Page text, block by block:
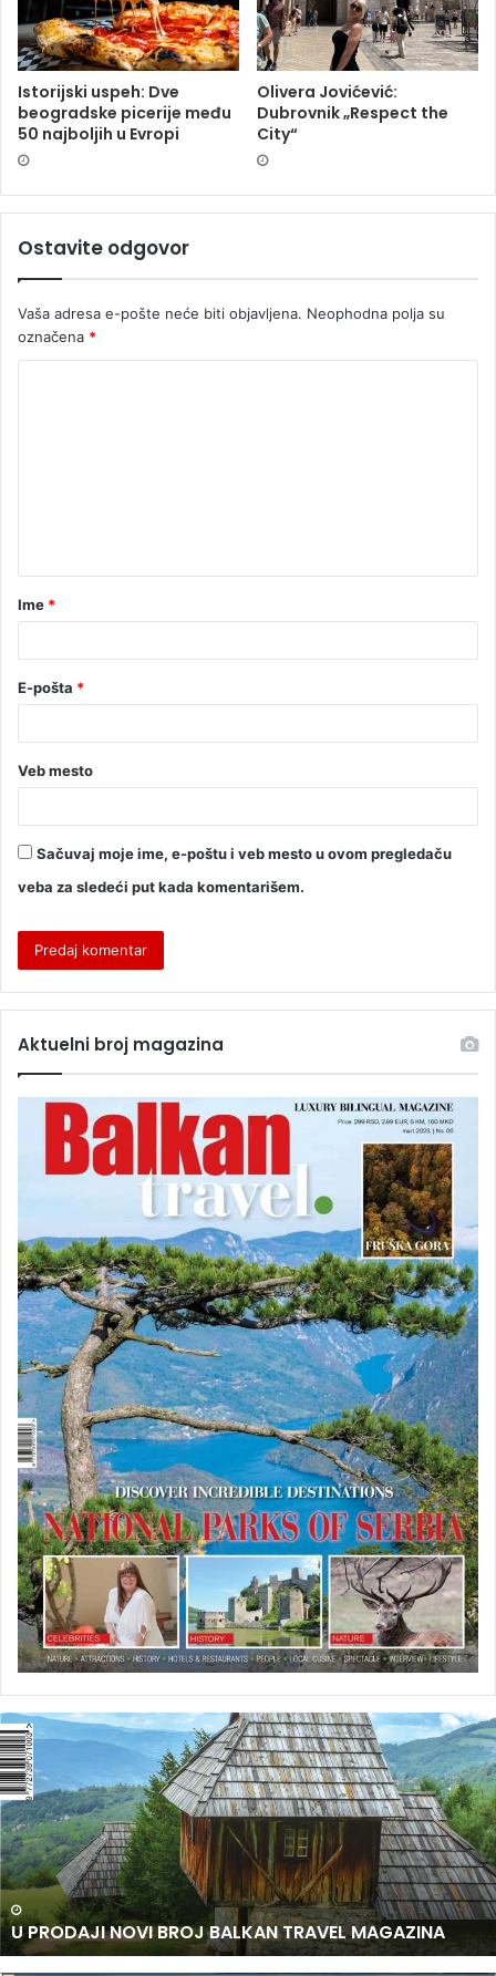
Istorijski uspeh: Dve
beogradske picerije među
50 najboljih u Evropi
Olivera Jovićević:
Dubrovnik „Respect the
City“
Ostavite odgovor
Vaša adresa e-pošte neće biti objavljena. Neophodna polja su
označena *
Ime *
E-pošta *
Veb mesto
Sačuvaj moje ime, e-poštu i veb mesto u ovom pregledaču
veba za sledeći put kada komentarišem.
Aktuelni broj magazina
U
P
R
O
D
A
J
I
N
O
V
U PRODAJI NOVI BROJ BALKAN TRAVEL MAGAZINA